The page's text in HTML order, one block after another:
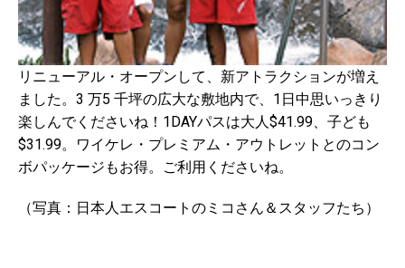
リニューアル・オープンして、新アトラクションが増え
ました。3 万5 千坪の広大な敷地内で、1日中思いっきり
楽しんでくださいね！1DAYパスは大人$41.99、子ども
$31.99。ワイケレ・プレミアム・アウトレットとのコン
ボパッケージもお得。ご利用くださいね。
（写真：日本人エスコートのミコさん＆スタッフたち）